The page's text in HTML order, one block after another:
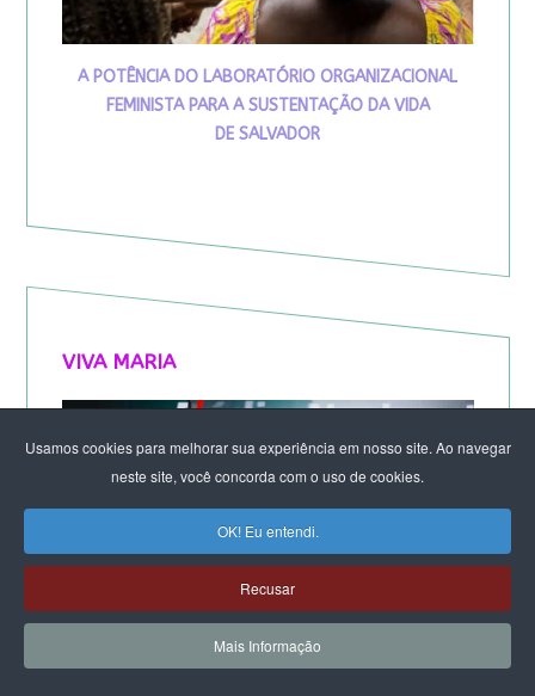
Usamos cookies para melhorar sua experiência em nosso site. Ao navegar
neste site, você concorda com o uso de cookies.
OK! Eu entendi.
Recusar
Mais Informação
A POTÊNCIA DO LABORATÓRIO ORGANIZACIONAL
FEMINISTA PARA A SUSTENTAÇÃO DA VIDA
DE SALVADOR
VIVA MARIA